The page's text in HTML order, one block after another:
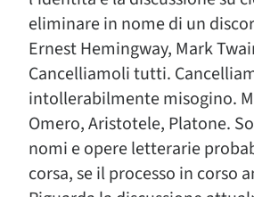
eliminare in nome di un
Ernest Hemingway, Mark
Cancelliamoli tutti.
intollerabilmente misogino.
Omero, Aristotele, Platone.
nomi e opere letterarie
corsa, se il processo in corso